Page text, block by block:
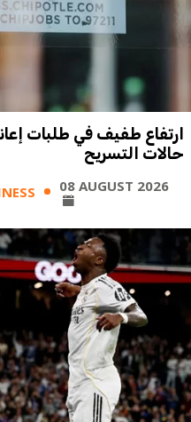
ارتفاع طفيف في طلبات
حالات التسريح
08 AUGUST 2026